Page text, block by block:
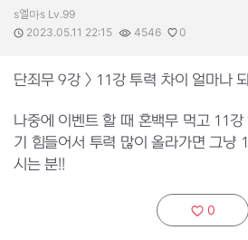
작성자:
s엘마s Lv.99
작성일:
2023.05.11 22:15
조회수:
4546
추천수:
0
단죄무 9강 > 11강 투력 차이 얼마나
나중에 이벤트 할 때 혼백무 먹고 11
기 힘들어서 투력 많이 올라가면 그냥
시는 분!!
추천하기:
0